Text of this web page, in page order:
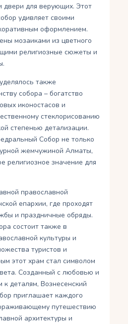
двери для верующих. Этот
удивляет своими
оформлением.
мозаиками из цветного
религиозные сюжеты и
также
собора – богатство
иконостасов и
стеклорисованию
степенью детализации.
Собор не только
жемчужиной Алматы,
религиозное значение для
православной
епархии, где проходят
и праздничные обряды.
состоит также в
культуры и
туристов и
этот храм стал символом
Созданный с любовью и
к деталям, Вознесенский
приглашает каждого
путешествию
архитектуры и